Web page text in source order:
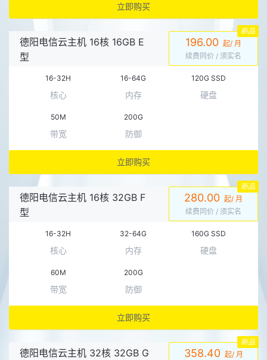
立即购买
德阳电信云主机 16核 16GB E
型
16-32H
核心
16-64G
内存
120G SSD
硬盘
50M
带宽
200G
防御
196.00 起/ 月
续费同价 / 须实名
新品
立即购买
德阳电信云主机 16核 32GB F
型
16-32H
核心
32-64G
内存
160G SSD
硬盘
60M
带宽
200G
防御
280.00 起/ 月
续费同价 / 须实名
新品
立即购买
德阳电信云主机 32核 32GB G
358.40 起/ 月
新品